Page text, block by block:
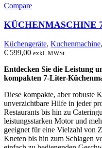
Compare
KÜCHENMASCHINE
Küchengeräte, Kuchenmachine,
€ 599,00 exkl. MWSt.
Entdecken Sie die Leistung
kompakten 7-Liter-
Diese kompakte, aber robuste
unverzichtbare Hilfe in jeder
Restaurants bis hin zu
leistungsstarken Motor und
geeignet für eine Vielzahl von
Kneten bis hin zum Schlagen